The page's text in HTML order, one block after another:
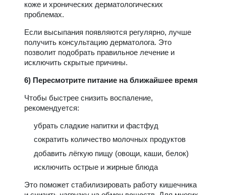
коже и хронических дерматологических
проблемах.
Если высыпания появляются регулярно, лучше
получить консультацию дерматолога. Это
позволит подобрать правильное лечение и
исключить скрытые причины.
6) Пересмотрите питание на ближайшее время
Чтобы быстрее снизить воспаление,
рекомендуется:
убрать сладкие напитки и фастфуд
сократить количество молочных продуктов
добавить лёгкую пищу (овощи, каши, белок)
исключить острые и жирные блюда
Это поможет стабилизировать работу кишечника